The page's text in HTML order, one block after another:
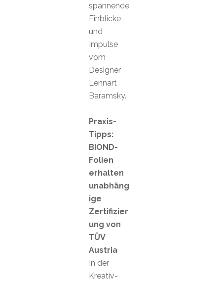
spannende
Einblicke
und
Impulse
vom
Designer
Lennart
Baramsky.
Praxis-
Tipps:
BIOND-
Folien
erhalten
unabhäng
ige
Zertifizier
ung von
TÜV
Austria
In der
Kreativ-